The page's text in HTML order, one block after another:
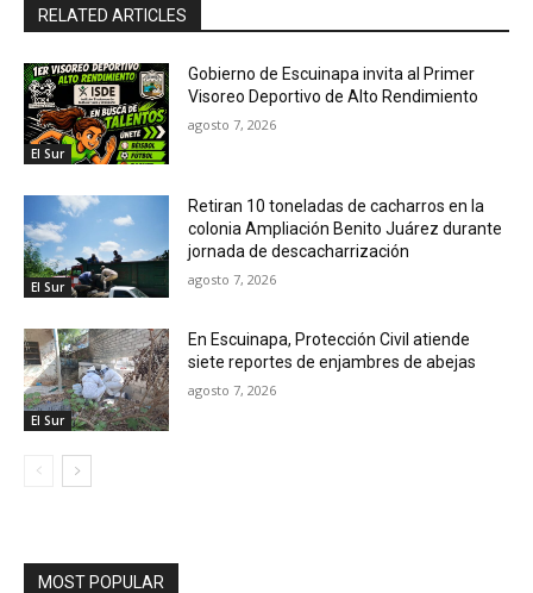
RELATED ARTICLES
El Sur
Gobierno de Escuinapa invita al Primer
Visoreo Deportivo de Alto Rendimiento
agosto 7, 2026
El Sur
Retiran 10 toneladas de cacharros en la
colonia Ampliación Benito Juárez durante
jornada de descacharrización
agosto 7, 2026
El Sur
En Escuinapa, Protección Civil atiende
siete reportes de enjambres de abejas
agosto 7, 2026
MOST POPULAR